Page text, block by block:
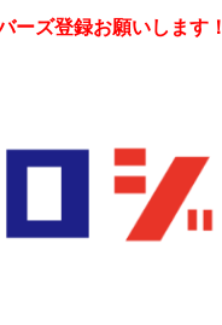
ーズ登録お願いします！